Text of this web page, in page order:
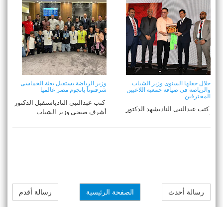
خلال حفلها السنوى وزير الشباب
والرياضة فى ضيافة جمعية اللاعبين
المحترفين
كتب عبدالنبى النادىشهد الدكتور
وزير الرياضة يستقبل بعثة الخماسى
شرفتونا يانجوم مصر عالميا
كتب عبدالنبى النادياستقبل الدكتور
أشرف صبحي وزير الشباب
رسالة أحدث رسالة أقدم الصفحة الرئيسية